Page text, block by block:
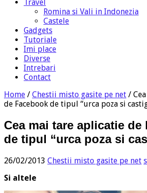
Travel
Romina si Vali in Indonezia
Castele
Gadgets
Tutoriale
Imi place
Diverse
Intrebari
Contact
Home / Chestii misto gasite pe net /
de Facebook de tipul “urca poza si
Cea mai tare aplicatie de
de tipul “urca poza si
26/02/2013 Chestii misto gasite pe net
Si altele